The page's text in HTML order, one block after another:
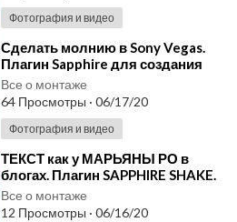
Фотография и видео
⁣Сделать молнию в Sony Vegas.
Плагин Sapphire для создания
молнии. Уроки видеомонтажа в
Sony Vegas
Все о монтаже
64 Просмотры · 06/17/20
Фотография и видео
⁣ТЕКСТ как у МАРЬЯНЫ РО в
блогах. Плагин SAPPHIRE SHAKE.
Уроки видеомонтажа Vegas Pro
Все о монтаже
12 Просмотры · 06/16/20